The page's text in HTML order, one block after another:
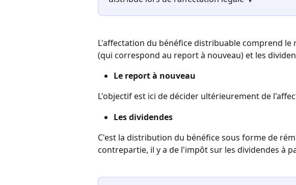
L'affectation du bénéfice distribuable comprend
(qui correspond au report à nouveau) et les
Le report à nouveau
L'objectif est ici de décider ultérieurement de
Les dividendes
C'est la distribution du bénéfice sous forme de
contrepartie, il y a de l'impôt sur les dividendes à